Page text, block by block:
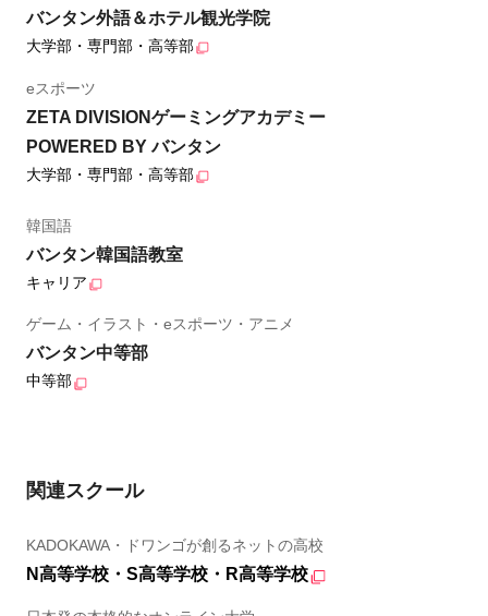
バンタン外語＆ホテル観光学院
大学部・専門部・高等部
eスポーツ
ZETA DIVISIONゲーミングアカデミー
POWERED BY バンタン
大学部・専門部・高等部
韓国語
バンタン韓国語教室
キャリア
ゲーム・イラスト・eスポーツ・アニメ
バンタン中等部
中等部
関連スクール
KADOKAWA・ドワンゴが創るネットの高校
N高等学校・S高等学校・R高等学校